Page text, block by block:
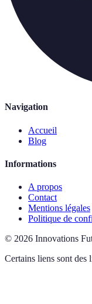
Navigation
Accueil
Blog
Informations
A propos
Contact
Mentions légales
Politique de
© 2026 Innovations
Certains liens sont des